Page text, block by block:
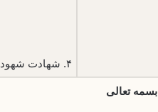
۴. شهادت شهود و مطلعین (در صورت وجود)
بسمه تعالی